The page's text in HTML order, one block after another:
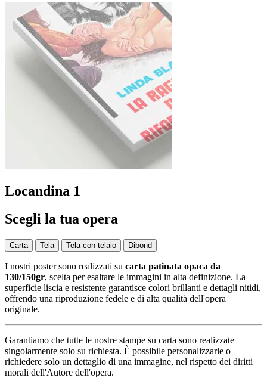
Locandina 1
Scegli la tua opera
Carta Tela Tela con telaio Dibond
I nostri poster sono realizzati su carta patinata opaca da
130/150gr, scelta per esaltare le immagini in alta definizione. La
superficie liscia e resistente garantisce colori brillanti e dettagli nitidi,
offrendo una riproduzione fedele e di alta qualità dell'opera
originale.
Garantiamo che tutte le nostre stampe su carta sono realizzate
singolarmente solo su richiesta. È possibile personalizzarle o
richiedere solo un dettaglio di una immagine, nel rispetto dei diritti
morali dell'Autore dell'opera.